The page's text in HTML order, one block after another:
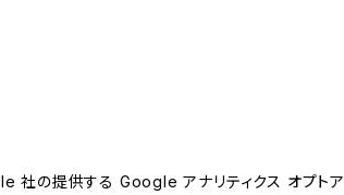
社の提供する Google アナリティクス オプトア